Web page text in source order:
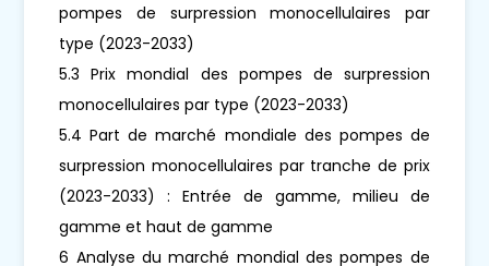
pompes de surpression monocellulaires par
type (2023-2033)
5.3 Prix mondial des pompes de surpression
monocellulaires par type (2023-2033)
5.4 Part de marché mondiale des pompes de
surpression monocellulaires par tranche de prix
(2023-2033) : Entrée de gamme, milieu de
gamme et haut de gamme
6 Analyse du marché mondial des pompes de